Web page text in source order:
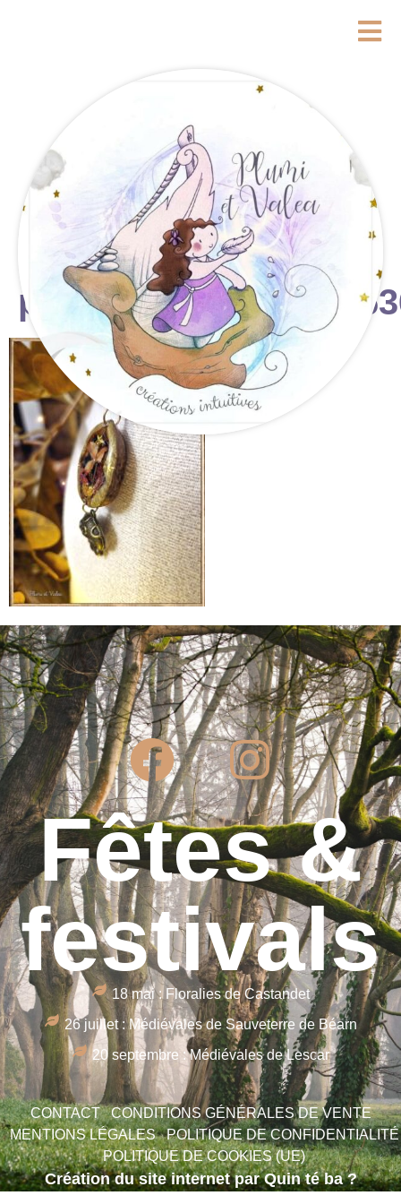
Fêtes &
festivals
18 mai : Floralies de Castandet
26 juillet : Médiévales de Sauveterre de Béarn
20 septembre : Médiévales de Lescar
CONTACT
CONDITIONS GÉNÉRALES DE VENTE
MENTIONS LÉGALES
POLITIQUE DE CONFIDENTIALITÉ
POLITIQUE DE COOKIES (UE)
Création du site internet par Quin té ba ?